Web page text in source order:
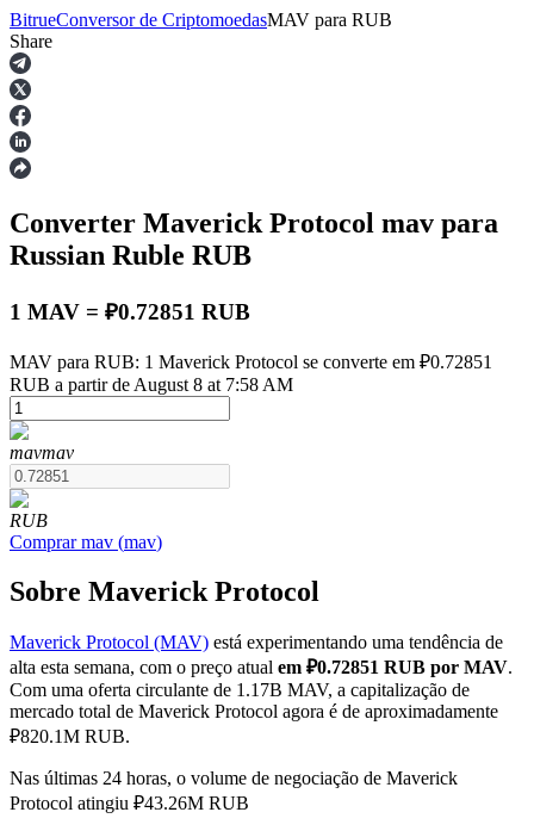
Futuros
Futuros de USDT
Futuros usando USDT como garantia
Futuros COIN-M
Futuros de criptomoeda
TradFi
Derivativos de ações, câmbio, metais preciosos e commodities
BitrueConversor de CriptomoedasMAV para RUB
Share
Converter Maverick Protocol mav para
Russian Ruble RUB
1 MAV = ₽0.72851 RUB
MAV para RUB: 1 Maverick Protocol se converte em ₽0.72851
RUB a partir de August 8 at 7:58 AM
mavmav
RUB
Comprar mav (mav)
Sobre Maverick Protocol
Maverick Protocol (MAV) está experimentando uma tendência de
alta esta semana, com o preço atual em ₽0.72851 RUB por MAV.
Com uma oferta circulante de 1.17B MAV, a capitalização de
mercado total de Maverick Protocol agora é de aproximadamente
₽820.1M RUB.
Nas últimas 24 horas, o volume de negociação de Maverick
Protocol atingiu ₽43.26M RUB